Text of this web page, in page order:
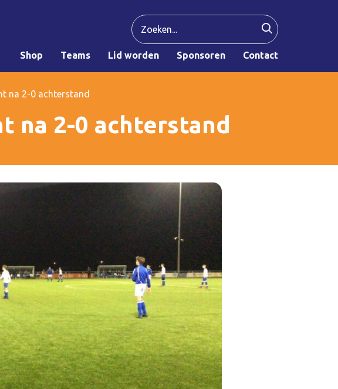
Shop Teams Lid worden Sponsoren Contact
na 2-0 achterstand
na 2-0 achterstand